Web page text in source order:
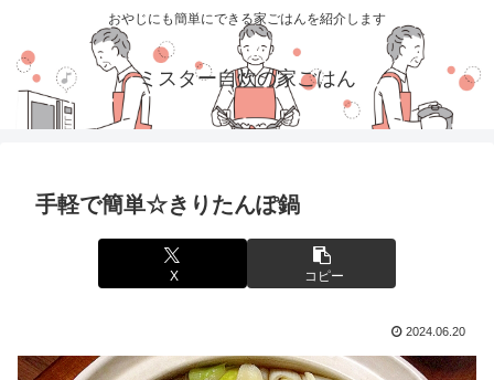
おやじにも簡単にできる家ごはんを紹介します
ミスター自炊の家ごはん
手軽で簡単☆きりたんぽ鍋
X コピー
2024.06.20